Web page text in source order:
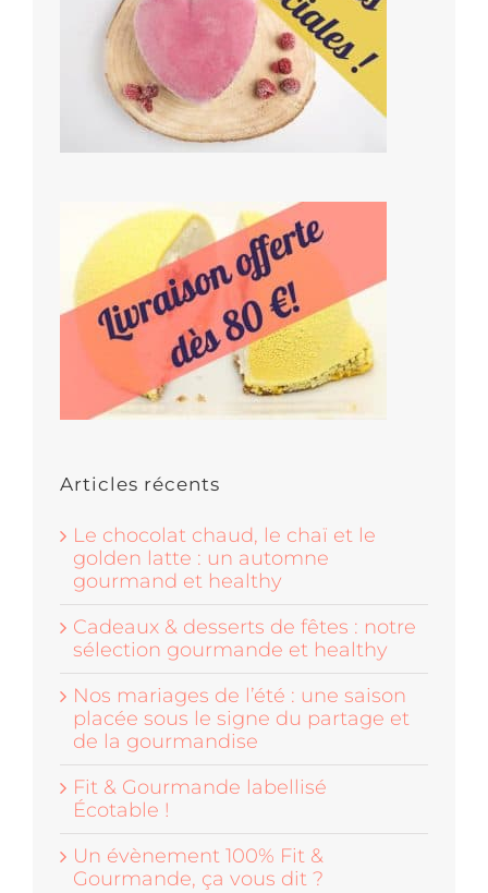
Articles récents
Le chocolat chaud, le chaï et le
golden latte : un automne
gourmand et healthy
Cadeaux & desserts de fêtes : notre
sélection gourmande et healthy
Nos mariages de l’été : une saison
placée sous le signe du partage et
de la gourmandise
Fit & Gourmande labellisé
Écotable !
Un évènement 100% Fit &
Gourmande, ça vous dit ?